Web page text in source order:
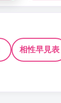
相性早見表